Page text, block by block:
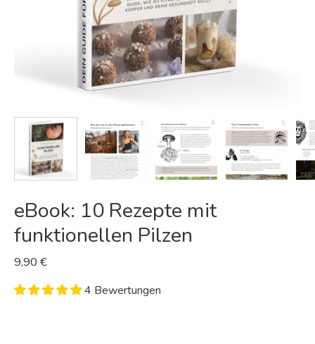
eBook: 10 Rezepte mit
funktionellen Pilzen
9,90 €
4 Bewertungen